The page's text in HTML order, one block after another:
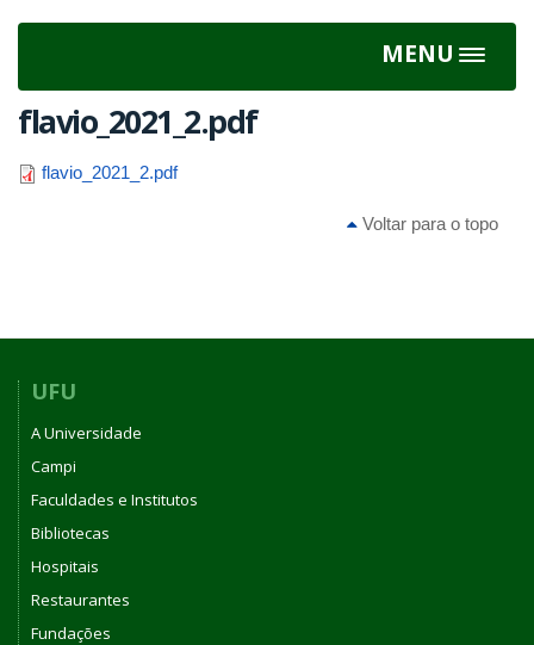
MENU
Toggle
flavio_2021_2.pdf
flavio_2021_2.pdf
Voltar para o topo
UFU
A Universidade
Campi
Faculdades e Institutos
Bibliotecas
Hospitais
Restaurantes
Fundações